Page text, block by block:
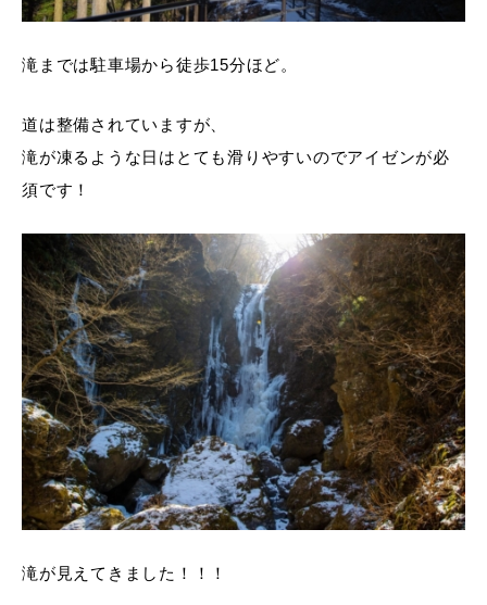
滝までは駐車場から徒歩15分ほど。
道は整備されていますが、
滝が凍るような日はとても滑りやすいのでアイゼンが必
須です！
滝が見えてきました！！！